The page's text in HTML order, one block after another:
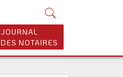
JOURNAL
DES NOTAIRES